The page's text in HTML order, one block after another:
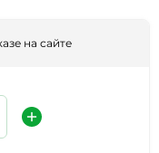
на сайте